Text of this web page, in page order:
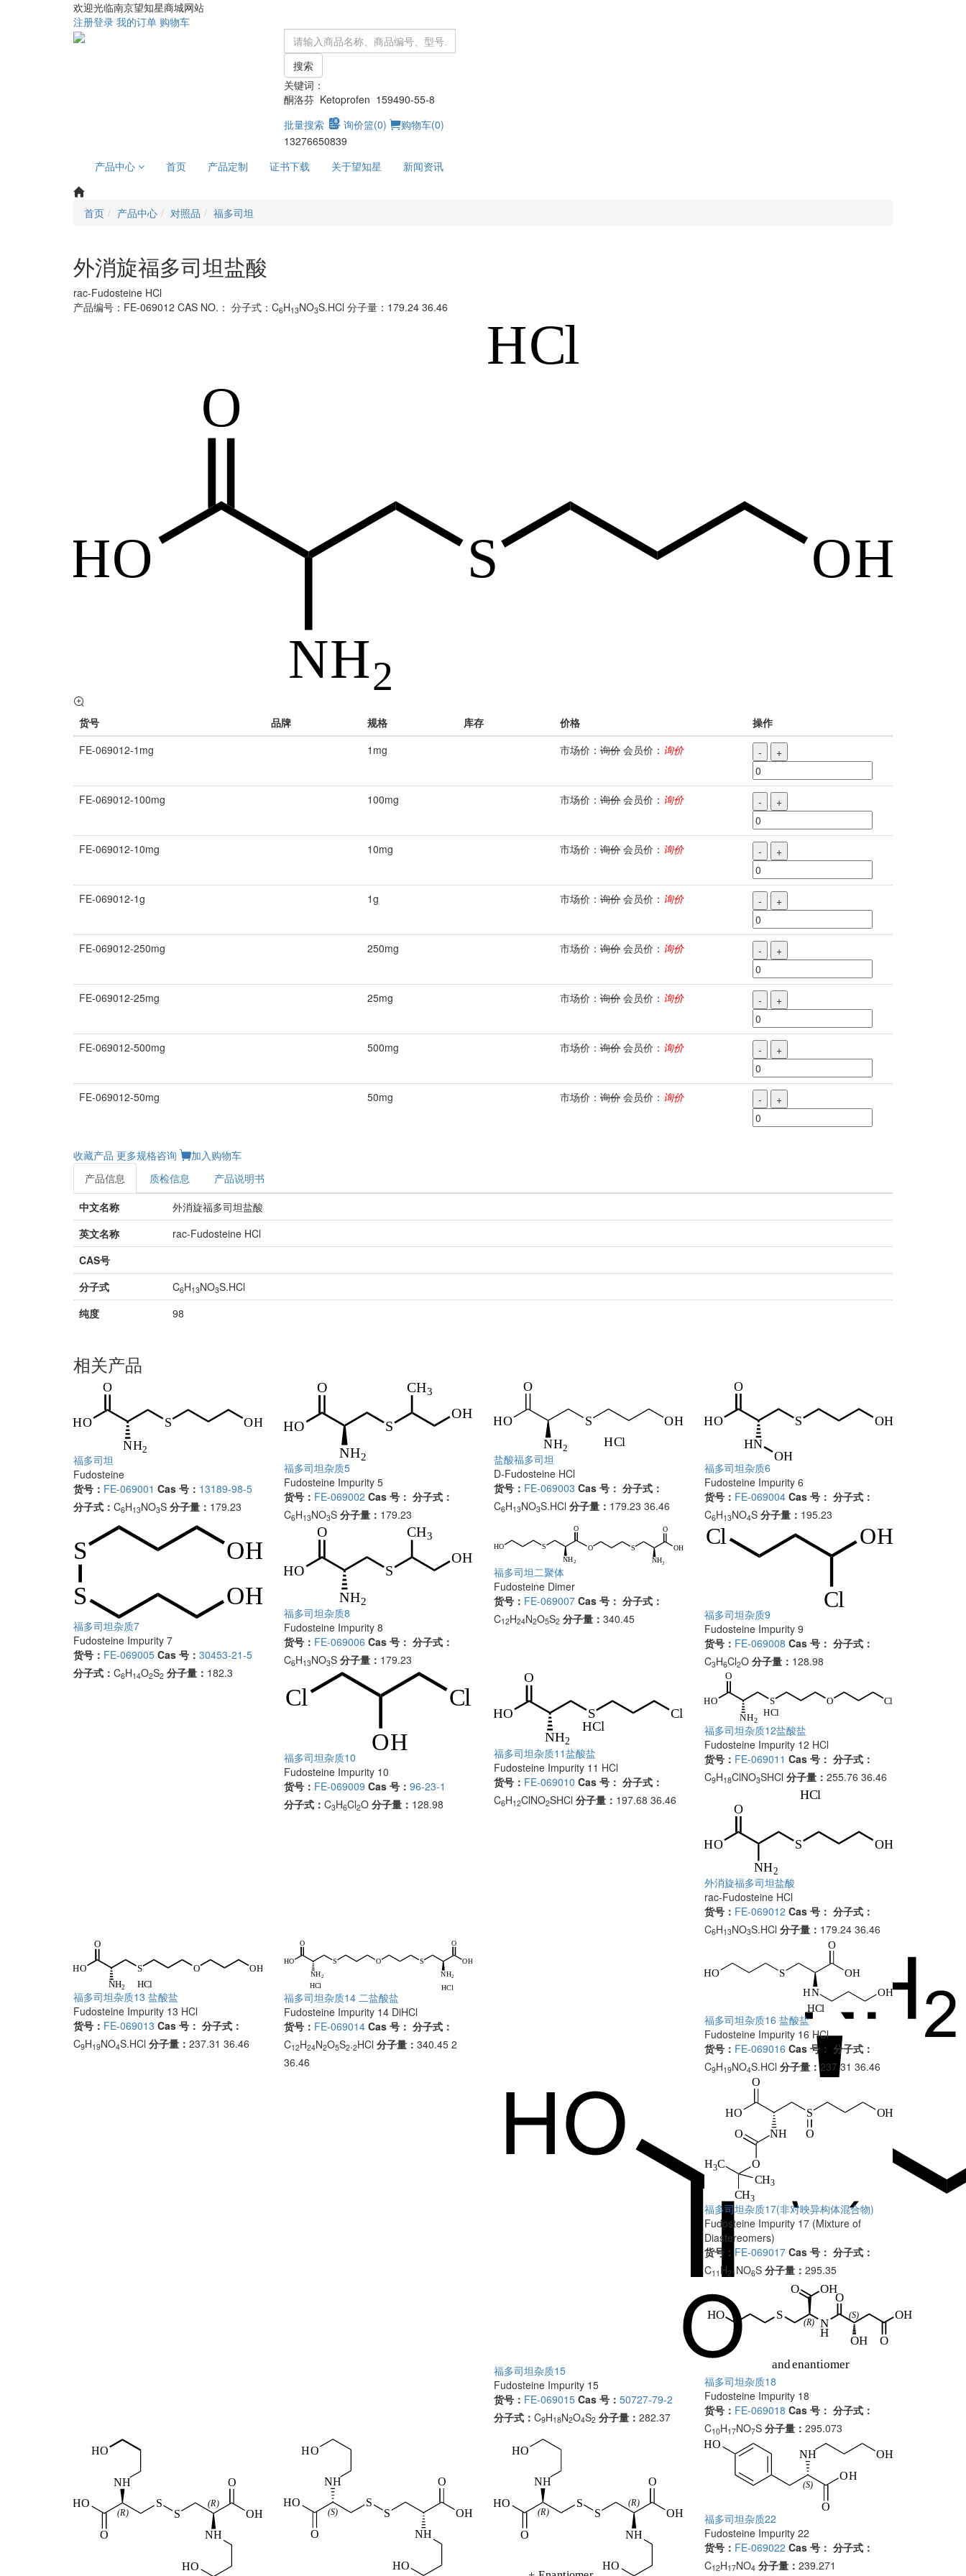
欢迎光临南京望知星商城网站
注册登录 我的订单 购物车
搜索
关键词：
酮洛芬 Ketoprofen 159490-55-8
批量搜索
询价篮(0) 购物车(0)
13276650839
产品中心
首页 产品定制 证书下载 关于望知星 新闻资讯
首页 产品中心 对照品 福多司坦
外消旋福多司坦盐酸
rac-Fudosteine HCl
产品编号：FE-069012 CAS NO.： 分子式：C6H13NO3S.HCl 分子量：179.24 36.46
货号 品牌 规格 库存 价格
操作
FE-069012-1mg
1mg 市场价： 询价 会员价： 询价 - +
FE-069012-100mg 100mg 市场价： 询价 会员价： 询价 - +
FE-069012-10mg 10mg 市场价： 询价 会员价： 询价 - +
FE-069012-1g 1g 市场价： 询价 会员价： 询价 - +
FE-069012-250mg 250mg 市场价： 询价 会员价： 询价 - +
FE-069012-25mg 25mg 市场价： 询价 会员价： 询价 - +
FE-069012-500mg 500mg 市场价： 询价 会员价： 询价 - +
FE-069012-50mg 50mg 市场价： 询价 会员价： 询价 - +
收藏产品 更多规格咨询
加入购物车
产品信息
质检信息
产品说明书
中文名称
外消旋福多司坦盐酸
英文名称
rac-Fudosteine HCl
CAS号
分子式
C6H13NO3S.HCl
纯度
98
相关产品
福多司坦
Fudosteine
货号： FE-069001 Cas 号： 13189-98-5
分子式： C6H13NO3S 分子量： 179.23
福多司坦杂质5
Fudosteine Impurity 5
货号： FE-069002 Cas 号： 分子式：
C6H13NO3S 分子量： 179.23
盐酸福多司坦
D-Fudosteine HCl
货号： FE-069003 Cas 号： 分子式：
C6H13NO3S.HCl 分子量： 179.23 36.46
福多司坦杂质6
Fudosteine Impurity 6
货号： FE-069004 Cas 号： 分子式：
C6H13NO4S 分子量： 195.23
福多司坦杂质7
Fudosteine Impurity 7
货号： FE-069005 Cas 号： 30453-21-5
分子式： C6H14O2S2 分子量： 182.3
福多司坦杂质8
Fudosteine Impurity 8
货号： FE-069006 Cas 号： 分子式：
C6H13NO3S 分子量： 179.23
福多司坦二聚体
Fudosteine Dimer
货号： FE-069007 Cas 号： 分子式：
C12H24N2O5S2 分子量： 340.45
福多司坦杂质9
Fudosteine Impurity 9
货号： FE-069008 Cas 号： 分子式：
C3H6Cl2O 分子量： 128.98
福多司坦杂质10
Fudosteine Impurity 10
货号： FE-069009 Cas 号： 96-23-1
分子式： C3H6Cl2O 分子量： 128.98
福多司坦杂质11盐酸盐
Fudosteine Impurity 11 HCl
货号： FE-069010 Cas 号： 分子式：
C6H12ClNO2SHCl 分子量： 197.68 36.46
福多司坦杂质12盐酸盐
Fudosteine Impurity 12 HCl
货号： FE-069011 Cas 号： 分子式：
C9H18ClNO3SHCl 分子量： 255.76 36.46
外消旋福多司坦盐酸
rac-Fudosteine HCl
货号： FE-069012 Cas 号： 分子式：
C6H13NO3S.HCl 分子量： 179.24 36.46
福多司坦杂质13 盐酸盐
Fudosteine Impurity 13 HCl
货号： FE-069013 Cas 号： 分子式：
C9H19NO4S.HCl 分子量： 237.31 36.46
福多司坦杂质14 二盐酸盐
Fudosteine Impurity 14 DiHCl
货号： FE-069014 Cas 号： 分子式：
C12H24N2O5S2.2HCl 分子量： 340.45 2
36.46
福多司坦杂质15
Fudosteine Impurity 15
货号： FE-069015 Cas 号： 50727-79-2
分子式： C9H18N2O4S2 分子量： 282.37
福多司坦杂质16 盐酸盐
Fudosteine Impurity 16 HCl
货号： FE-069016 Cas 号： 分子式：
C9H19NO4S.HCl 分子量：237.31 36.46
福多司坦杂质17(非对映异构体混合物)
Fudosteine Impurity 17 (Mixture of
Diastereomers)
货号： FE-069017 Cas 号： 分子式：
C11 H21 NO6S 分子量： 295.35
福多司坦杂质18
Fudosteine Impurity 18
货号： FE-069018 Cas 号： 分子式：
C10H17NO7S 分子量： 295.073
福多司坦杂质22
Fudosteine Impurity 22
货号： FE-069022 Cas 号： 分子式：
C12H17NO4 分子量： 239.271